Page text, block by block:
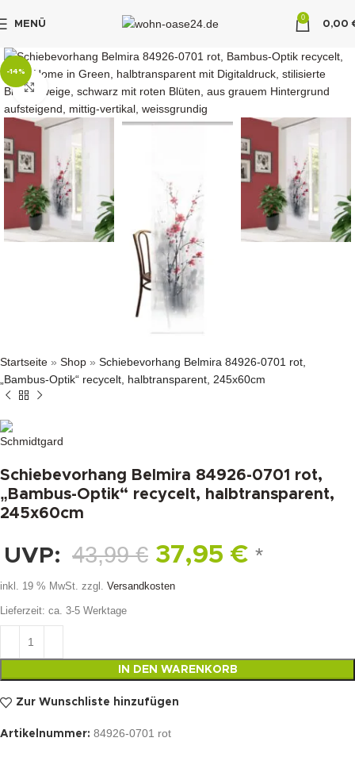
MENÜ
0
0,00
-14%
klicken um zu vergrößern
Startseite » Shop » Schiebevorhang Belmira 84926-0701 rot,
„Bambus-Optik“ recycelt, halbtransparent, 245x60cm
Schiebevorhang Belmira 84926-0701 rot,
„Bambus-Optik“ recycelt, halbtransparent,
245x60cm
UVP: 43,99€ 37,95 € *
inkl. 19 % MwSt. zzgl. Versandkosten
Lieferzeit: ca. 3-5 Werktage
IN DEN WARENKORB
Zur Wunschliste hinzufügen
Artikelnummer: 84926-0701 rot